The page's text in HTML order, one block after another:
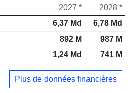
2027 *
2028 *
6,37 Md
6,78 Md
892 M
987 M
1,24 Md 741 M
Plus de données financières